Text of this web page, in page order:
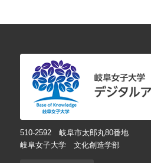
510-2592 岐阜市太郎丸80番地
岐阜女子大学 文化創造学部